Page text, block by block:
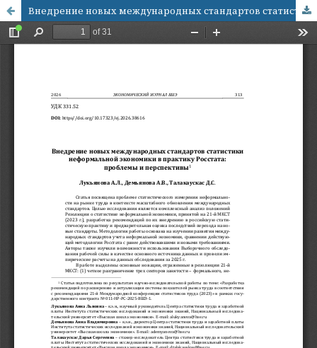
Внедрение новых международных стандартов статистики неформальной экономики в практику Росстата: проблемы и перспективы